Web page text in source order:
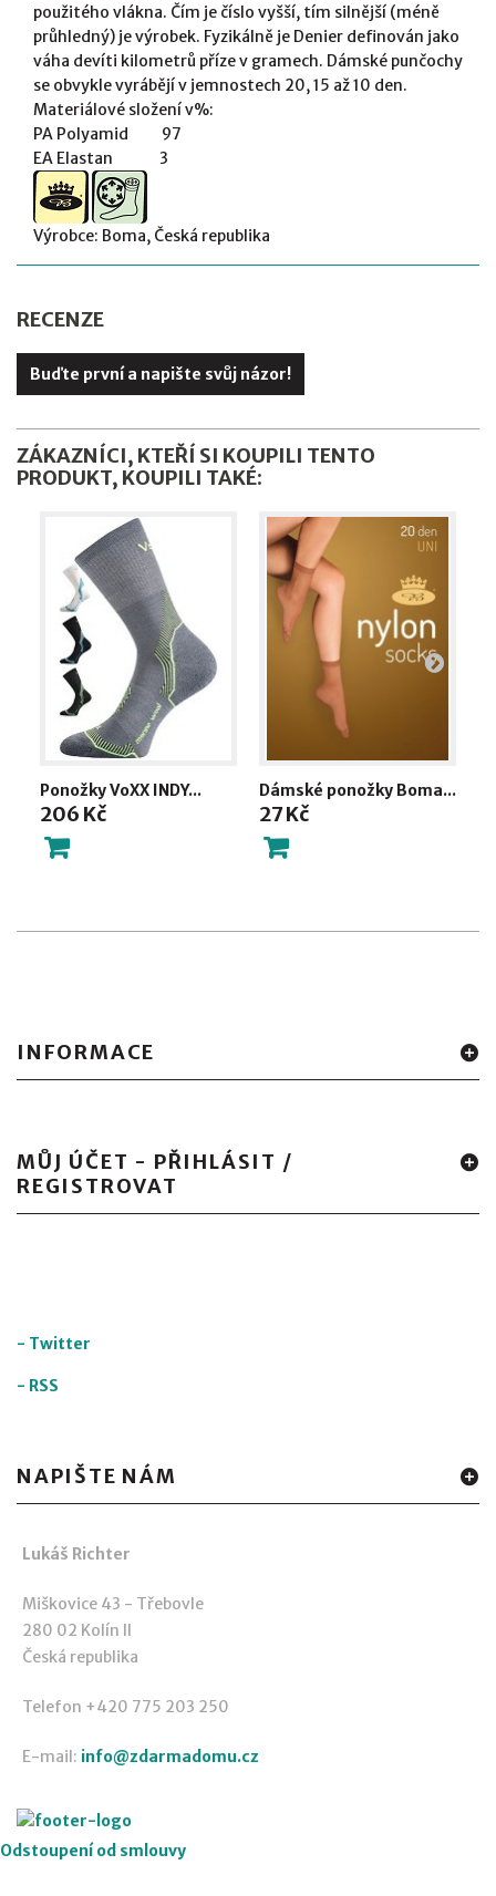
použitého vlákna. Čím je číslo vyšší, tím silnější (méně
průhledný) je výrobek. Fyzikálně je Denier definován jako
váha devíti kilometrů příze v gramech. Dámské punčochy
se obvykle vyrábějí v jemnostech 20, 15 až 10 den.
Materiálové složení v%:
PA Polyamid 97
EA Elastan 3
Výrobce: Boma, Česká republika
RECENZE
Buďte první a napište svůj názor!
ZÁKAZNÍCI, KTEŘÍ SI KOUPILI TENTO
PRODUKT, KOUPILI TAKÉ:
Ponožky VoXX INDY...
206 Kč
Dámské ponožky Boma...
27 Kč
INFORMACE
MŮJ ÚČET - PŘIHLÁSIT /
REGISTROVAT
- Twitter
- RSS
NAPIŠTE NÁM
Lukáš Richter
Miškovice 43 - Třebovle
280 02 Kolín II
Česká republika
Telefon +420 775 203 250
E-mail: info@zdarmadomu.cz
Odstoupení od smlouvy